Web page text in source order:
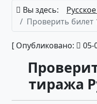
Вы здесь:
Проверить билет
[ Опубликовано: 05-
тиража